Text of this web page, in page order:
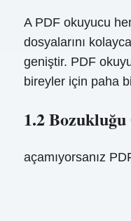
A PDF okuyucu
dosyalarını
geniştir. PDF
bireyler için paha
1.2
açamıyorsanız